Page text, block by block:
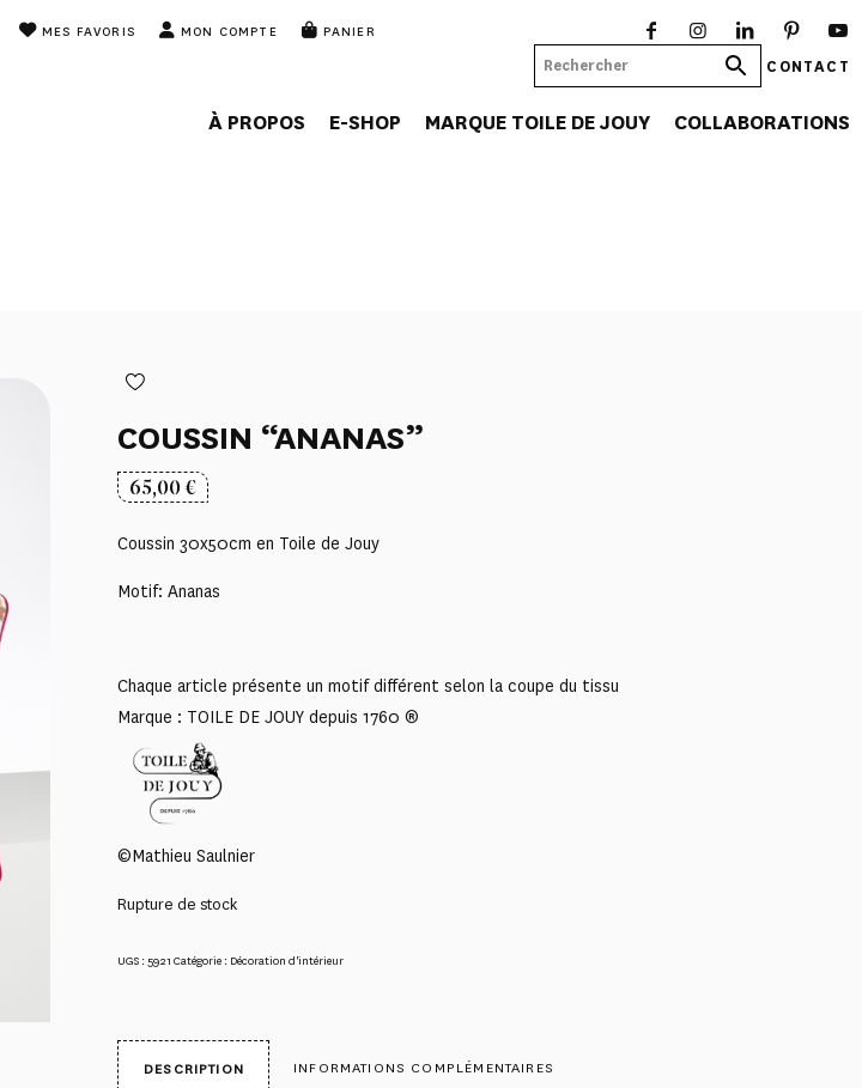
MES FAVORIS MON COMPTE PANIER
CONTACT
À PROPOS E-SHOP MARQUE TOILE DE JOUY COLLABORATIONS
COUSSIN “ANANAS”
65,00€
Coussin 30x50cm en Toile de Jouy
Motif: Ananas
Chaque article présente un motif différent selon la coupe du tissu
Marque : TOILE DE JOUY depuis 1760 ®
©Mathieu Saulnier
Rupture de stock
UGS : 5921 Catégorie : Décoration d'intérieur
DESCRIPTION INFORMATIONS COMPLÉMENTAIRES